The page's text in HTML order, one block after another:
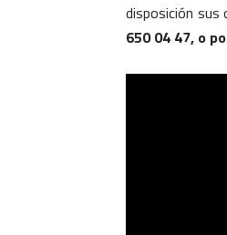
disposición sus
650 04 47, o